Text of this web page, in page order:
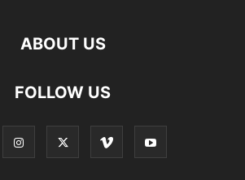
ABOUT US
FOLLOW US